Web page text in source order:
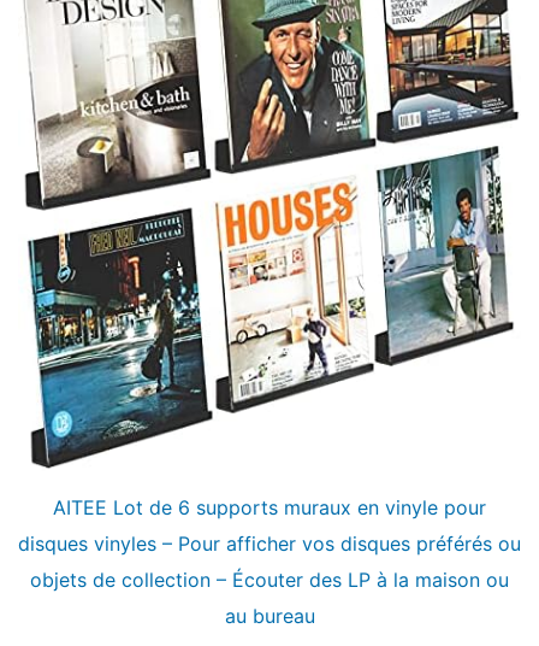
AITEE Lot de 6 supports muraux en vinyle pour
disques vinyles – Pour afficher vos disques préférés ou
objets de collection – Écouter des LP à la maison ou
au bureau